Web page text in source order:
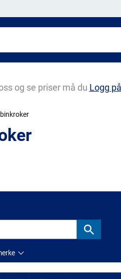
og se priser må du Logg på